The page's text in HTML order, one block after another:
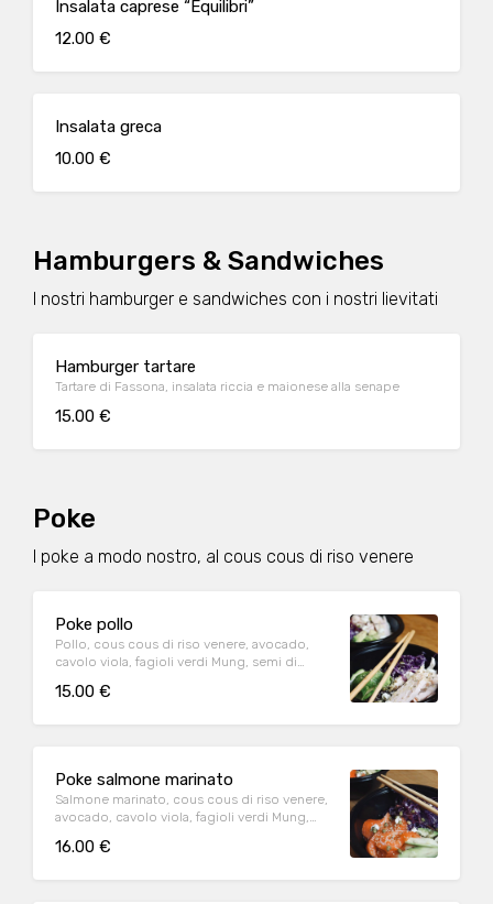
Insalata caprese “Equilibri”
12.00 €
Insalata greca
10.00 €
Hamburgers & Sandwiches
I nostri hamburger e sandwiches con i nostri lievitati
Hamburger tartare
Tartare di Fassona, insalata riccia e maionese alla senape
15.00 €
Poke
I poke a modo nostro, al cous cous di riso venere
Poke pollo
Pollo, cous cous di riso venere, avocado,
cavolo viola, fagioli verdi Mung, semi di
15.00 €
Poke salmone marinato
Salmone marinato, cous cous di riso venere,
avocado, cavolo viola, fagioli verdi Mung,
16.00 €